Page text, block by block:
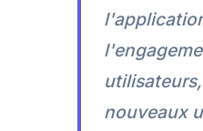
nouveaux